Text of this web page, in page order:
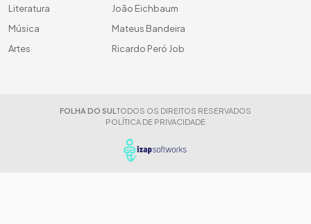
Literatura
Música
Artes
João Eichbaum
Mateus Bandeira
Ricardo Peró Job
FOLHA DO SUL TODOS OS DIREITOS RESERVADOS
POLÍTICA DE PRIVACIDADE